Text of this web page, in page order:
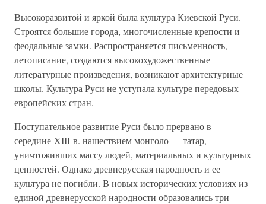
Высокоразвитой и яркой была культура Киевской Руси.
Строятся большие города, многочисленные крепости и
феодальные замки. Распространяется письменность,
летописание, создаются высокохудожественные
литературные произведения, возникают архитектурные
школы. Культура Руси не уступала культуре передовых
европейских стран.
Поступательное развитие Руси было прервано в
середине XIII в. нашествием монголо — татар,
уничтоживших массу людей, материальных и культурных
ценностей. Однако древнерусская народность и ее
культура не погибли. В новых исторических условиях из
единой древнерусской народности образовались три